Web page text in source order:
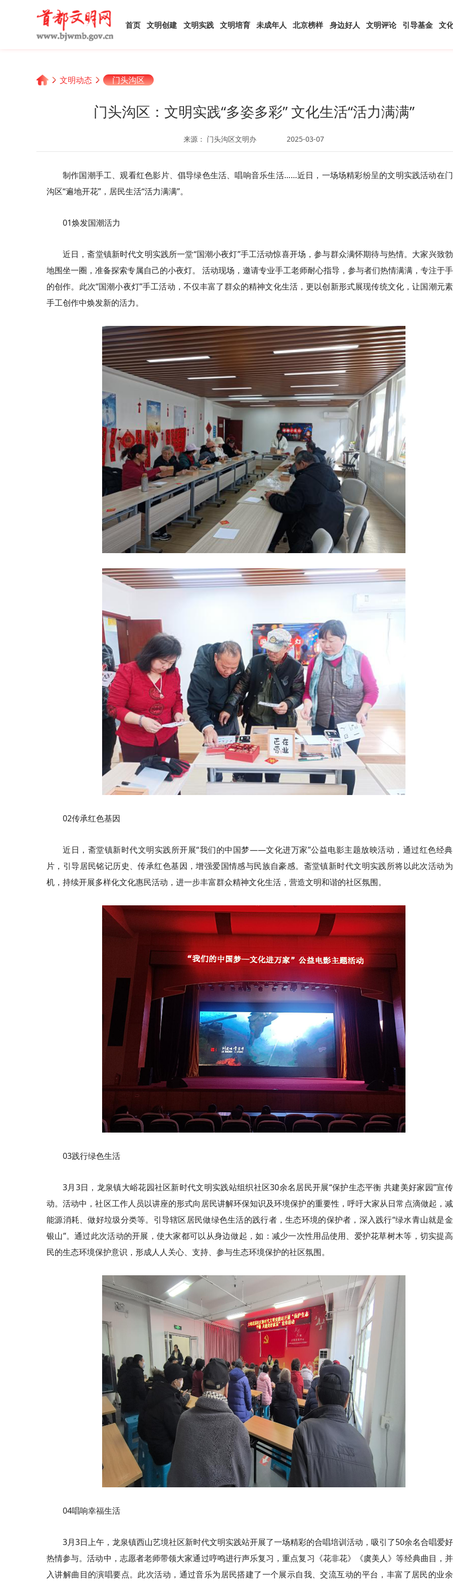
首页 文明创建 文明实践 文明培育 未成年人 北京榜样 身边好人 文明评论 引导基金 文
文明动态 门头沟区
门头沟区：文明实践“多姿多彩” 文化生活“活力满满”
来源： 门头沟区文明办 2025-03-07
制作国潮手工、观看红色影片、倡导绿色生活、唱响音乐生活……近日，一场场精彩纷呈的文明实践活动在
沟区“遍地开花”，居民生活“活力满满”。
01焕发国潮活力
近日，斋堂镇新时代文明实践所一堂“国潮小夜灯”手工活动惊喜开场，参与群众满怀期待与热情。大家兴致
地围坐一圈，准备探索专属自己的小夜灯。 活动现场，邀请专业手工老师耐心指导，参与者们热情满满，专注于
的创作。此次“国潮小夜灯”手工活动，不仅丰富了群众的精神文化生活，更以创新形式展现传统文化，让国潮元
手工创作中焕发新的活力。
02传承红色基因
近日，斋堂镇新时代文明实践所开展“我们的中国梦——文化进万家”公益电影主题放映活动，通过红色经
片，引导居民铭记历史、传承红色基因，增强爱国情感与民族自豪感。斋堂镇新时代文明实践所将以此次活动
机，持续开展多样化文化惠民活动，进一步丰富群众精神文化生活，营造文明和谐的社区氛围。
03践行绿色生活
3月3日，龙泉镇大峪花园社区新时代文明实践站组织社区30余名居民开展“保护生态平衡 共建美好家园”宣
动。活动中，社区工作人员以讲座的形式向居民讲解环保知识及环境保护的重要性，呼吁大家从日常点滴做起，
能源消耗、做好垃圾分类等。引导辖区居民做绿色生活的践行者，生态环境的保护者，深入践行“绿水青山就是
银山”。通过此次活动的开展，使大家都可以从身边做起，如：减少一次性用品使用、爱护花草树木等，切实提
民的生态环境保护意识，形成人人关心、支持、参与生态环境保护的社区氛围。
04唱响幸福生活
3月3日上午，龙泉镇西山艺境社区新时代文明实践站开展了一场精彩的合唱培训活动，吸引了50余名合唱爱
热情参与。活动中，志愿者老师带领大家通过哼鸣进行声乐复习，重点复习《花非花》《虞美人》等经典曲目，
入讲解曲目的演唱要点。此次活动，通过音乐为居民搭建了一个展示自我、交流互动的平台，丰富了居民的业